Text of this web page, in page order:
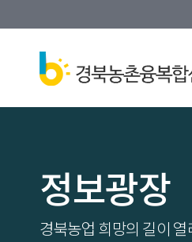
정보광장
경북농업 희망의 길이